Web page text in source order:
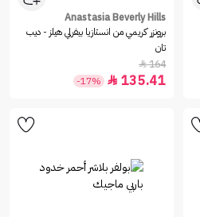
Anastasia Beverly Hills
برونزر كريمي من انستازيا بيفرلي هيلز - ديب
تان
164

135.41

-17%